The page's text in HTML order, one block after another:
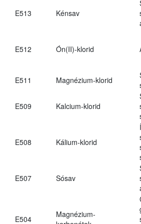
E513 Kénsav
E512 Ón(II)-klorid
E511
Magnézium-klorid
E509 Kalcium-klorid
E508 Kálium-klorid
E507 Sósav
E504
Magnézium-